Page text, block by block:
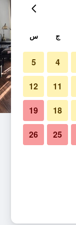
ج س
4
5
11
12
18
19
25
26